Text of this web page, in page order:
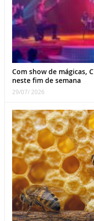
Com show de mágicas,
neste fim de semana
29/07/ 2026